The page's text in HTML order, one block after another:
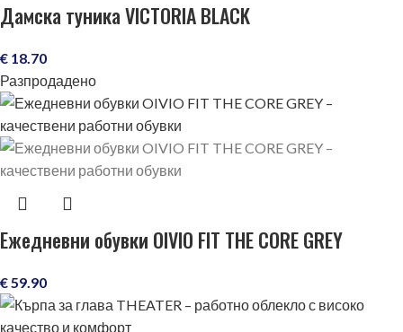
Дамска туника VICTORIA BLACK
€ 18.70
Разпродадено
Ежедневни обувки OIVIO FIT THE CORE GREY
€59.90